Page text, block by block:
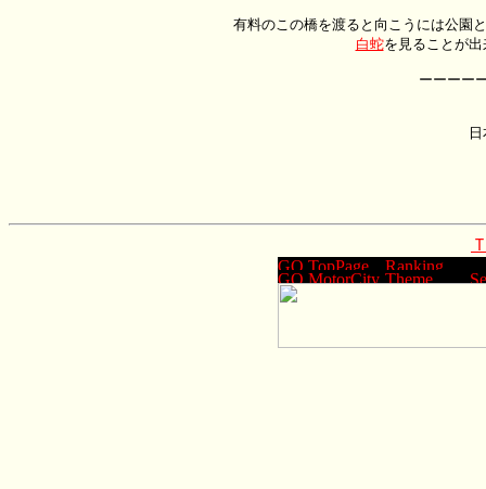
有料のこの橋を渡ると向こうには公園
白蛇を見ることが
ーーーー